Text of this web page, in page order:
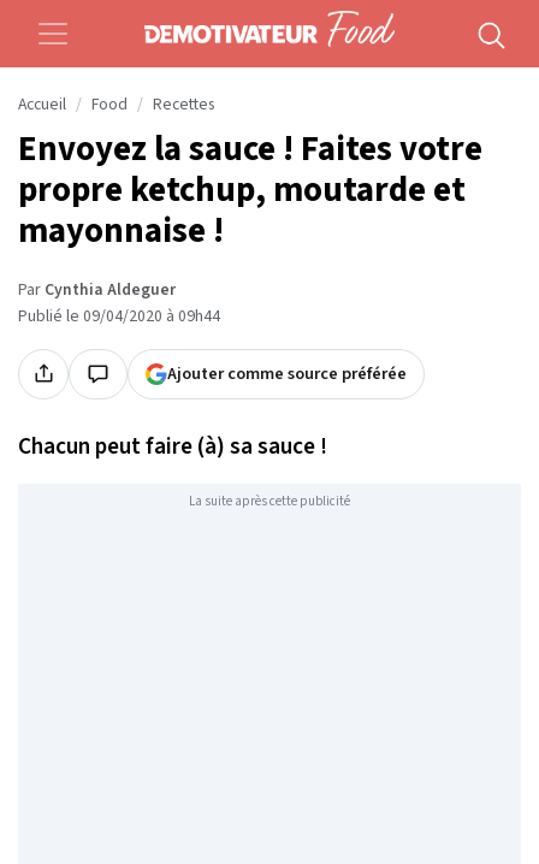
Accueil Food Recettes
Envoyez la sauce ! Faites votre
propre ketchup, moutarde et
mayonnaise !
Par Cynthia Aldeguer
Publié le 09/04/2020 à 09h44
Ajouter comme source préférée
Chacun peut faire (à) sa sauce !
La suite après cette publicité